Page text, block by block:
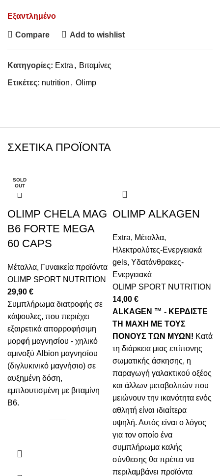
Εξαντλημένο
Compare Add to wishlist
Κατηγορίες: Extra , Βιταμίνες
Ετικέτες: nutrition , Olimp
ΣΧΕΤΙΚΆ ΠΡΟΪΌΝΤΑ
SOLD
OUT
OLIMP CHELA MAG
B6 FORTE MEGA
60 CAPS
Μέταλλα, Γυναικεία προϊόντα
OLIMP SPORT NUTRITION
29,90 €
Συμπλήρωμα διατροφής σε
κάψουλες, που περιέχει
εξαιρετικά απορροφήσιμη
μορφή μαγνησίου - χηλικό
αμινοξύ Albion μαγνησίου
(διγλυκινικό μαγνήσιο) σε
αυξημένη δόση,
εμπλουτισμένη με βιταμίνη
Β6.
OLIMP ALKAGEN
Extra, Μέταλλα,
Ηλεκτρολύτες-Ενεργειακά
gels, Υδατάνθρακες-
Ενεργειακά
OLIMP SPORT NUTRITION
14,00 €
ALKAGEN ™ - ΚΕΡΔΙΣΤΕ
ΤΗ ΜΑΧΗ ME ΤΟΥΣ
ΠΟΝΟΥΣ ΤΩΝ ΜΥΩΝ! Κατά
τη διάρκεια μιας επίπονης
σωματικής άσκησης, η
παραγωγή γαλακτικού οξέος
και άλλων μεταβολιτών που
μειώνουν την ικανότητα ενός
αθλητή είναι ιδιαίτερα
υψηλή. Αυτός είναι ο λόγος
για τον οποίο ένα
συμπλήρωμα καλής
σύνθεσης θα πρέπει να
περιλαμβάνει προϊόντα